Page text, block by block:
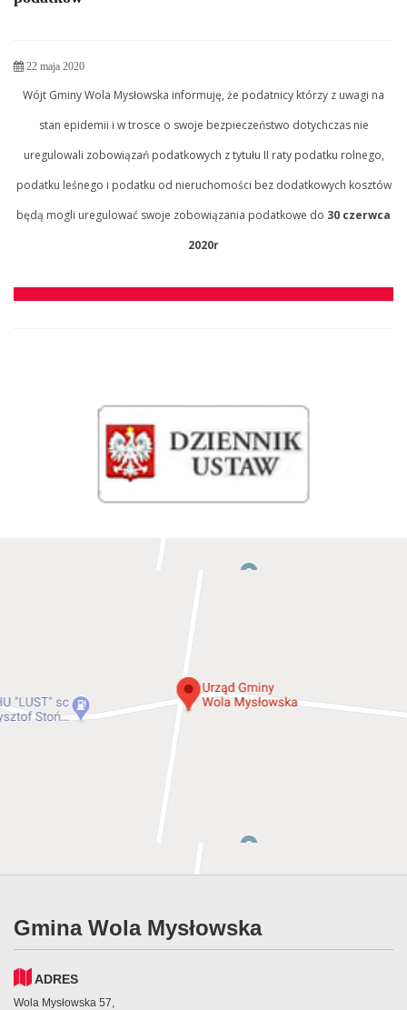
22 maja 2020
Wójt Gminy Wola Mysłowska informuję, że podatnicy którzy z uwagi na
stan epidemii i w trosce o swoje bezpieczeństwo dotychczas nie
uregulowali zobowiązań podatkowych z tytułu II raty podatku rolnego,
podatku leśnego i podatku od nieruchomości bez dodatkowych kosztów
będą mogli uregulować swoje zobowiązania podatkowe do 30 czerwca
2020r
Gmina Wola Mysłowska
ADRES
Wola Mysłowska 57,